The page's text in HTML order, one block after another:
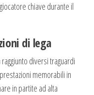
chiave durante il
di lega
diversi traguardi
memorabili in
in partite ad alta